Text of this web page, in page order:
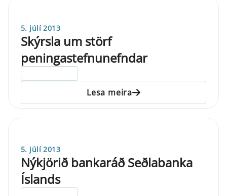
5. júlí 2013
Skýrsla um störf
peningastefnunefndar
Lesa meira
5. júlí 2013
Nýkjörið bankaráð Seðlabanka
Íslands